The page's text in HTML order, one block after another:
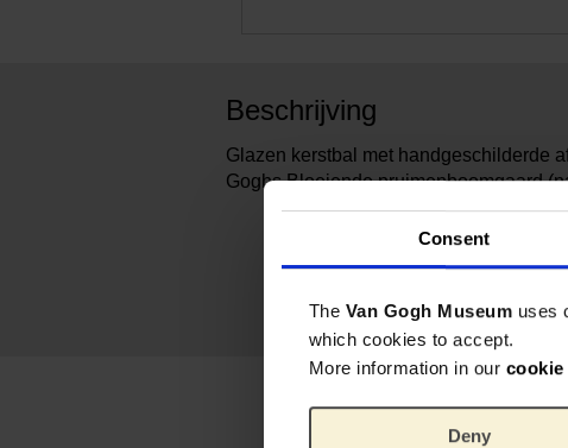
Consent
The Van Gogh Museum uses
which cookies to accept.
More information in our
Deny
Beschrijving
Glazen kerstbal met handgeschilderde
Goghs Bloeiende pruimenboomgaard